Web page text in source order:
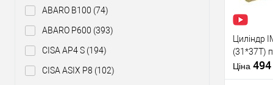
ABARO B100 (74)
ABARO P600 (393)
CISA AP4 S (194)
CISA ASIX P8 (102)
Виробник
Рівень
Модель
серцевини
Циліндр
(31*37T)
Ціна 494